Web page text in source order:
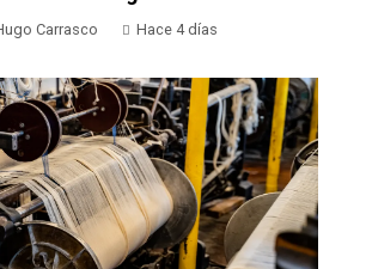
Carrasco Hace 4 días